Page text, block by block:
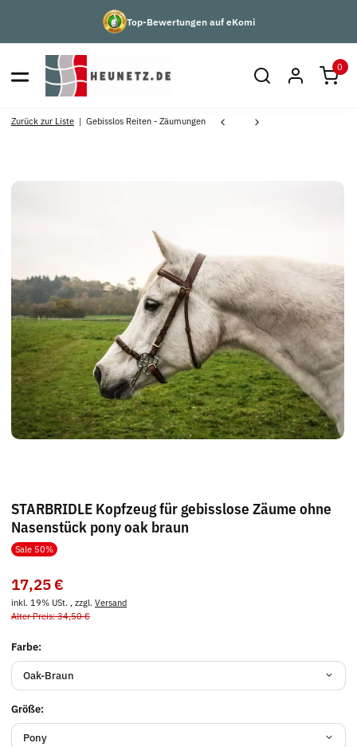
Top-Bewertungen auf eKomi
0
Zurück zur Liste Gebisslos Reiten - Zäumungen
STARBRIDLE Kopfzeug für gebisslose Zäume ohne
Nasenstück pony oak braun
Sale 50%
17,25 €
inkl. 19% USt. , zzgl. Versand
Alter Preis: 34,50 €
Farbe:
Oak-Braun
Größe:
Pony